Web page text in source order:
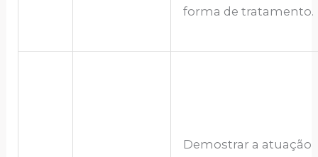
forma de tratamento.
Demostrar a atuação